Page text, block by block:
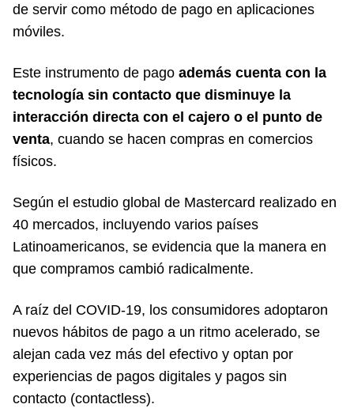
de servir como método de pago en aplicaciones
móviles.
Este instrumento de pago además cuenta con la
tecnología sin contacto que disminuye la
interacción directa con el cajero o el punto de
venta, cuando se hacen compras en comercios
físicos.
Según el estudio global de Mastercard realizado en
40 mercados, incluyendo varios países
Latinoamericanos, se evidencia que la manera en
que compramos cambió radicalmente.
A raíz del COVID-19, los consumidores adoptaron
nuevos hábitos de pago a un ritmo acelerado, se
alejan cada vez más del efectivo y optan por
experiencias de pagos digitales y pagos sin
contacto (contactless).